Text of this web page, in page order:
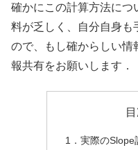
確かにこの計算方法につ
料が乏しく、自分自身も
ので、もし確からしい情
報共有をお願いします．
1．実際のSlope